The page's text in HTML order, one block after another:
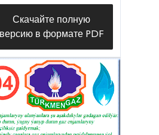
Скачайте полную
версию в формате PDF